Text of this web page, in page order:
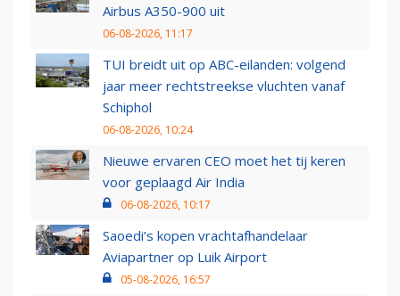
Airbus A350-900 uit
06-08-2026, 11:17
TUI breidt uit op ABC-eilanden: volgend
jaar meer rechtstreekse vluchten vanaf
Schiphol
06-08-2026, 10:24
Nieuwe ervaren CEO moet het tij keren
voor geplaagd Air India
06-08-2026, 10:17
Saoedi’s kopen vrachtafhandelaar
Aviapartner op Luik Airport
05-08-2026, 16:57